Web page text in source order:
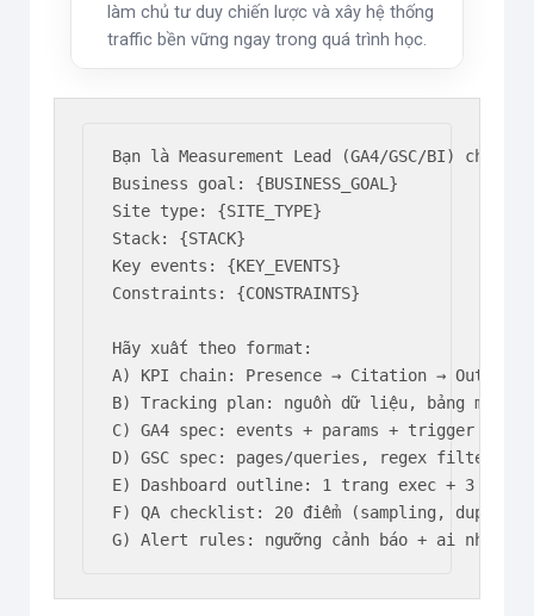
làm chủ tư duy chiến lược và xây hệ thống
traffic bền vững ngay trong quá trình học.
Bạn là Measurement Lead (GA4/GSC/BI) cho
Business goal: {BUSINESS_GOAL}
Site type: {SITE_TYPE}
Stack: {STACK}
Key events: {KEY_EVENTS}
Constraints: {CONSTRAINTS}
Hãy xuất theo format:
A) KPI chain: Presence → Citation →
B) Tracking plan: nguồn dữ liệu, bảng
C) GA4 spec: events + params + trigger +
D) GSC spec: pages/queries, regex filters,
E) Dashboard outline: 1 trang exec + 3 trang
F) QA checklist: 20 điểm (sampling,
G) Alert rules: ngưỡng cảnh báo + ai nhận +